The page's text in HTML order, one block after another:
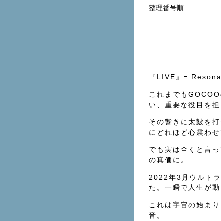
整理番号順
『LIVE』=
これまでも
い、重要な役目を
その響きに太皷を
にどれほど心震わ
でも実は全くと言
の真価に。
2022年3月ウルト
た。一瞬で人生が
これは宇宙の始ま
音。